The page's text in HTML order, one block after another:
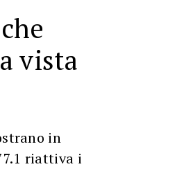
vista
in
riattiva i